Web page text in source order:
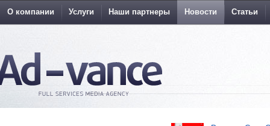
О компании Услуги Наши партнеры Новости Статьи